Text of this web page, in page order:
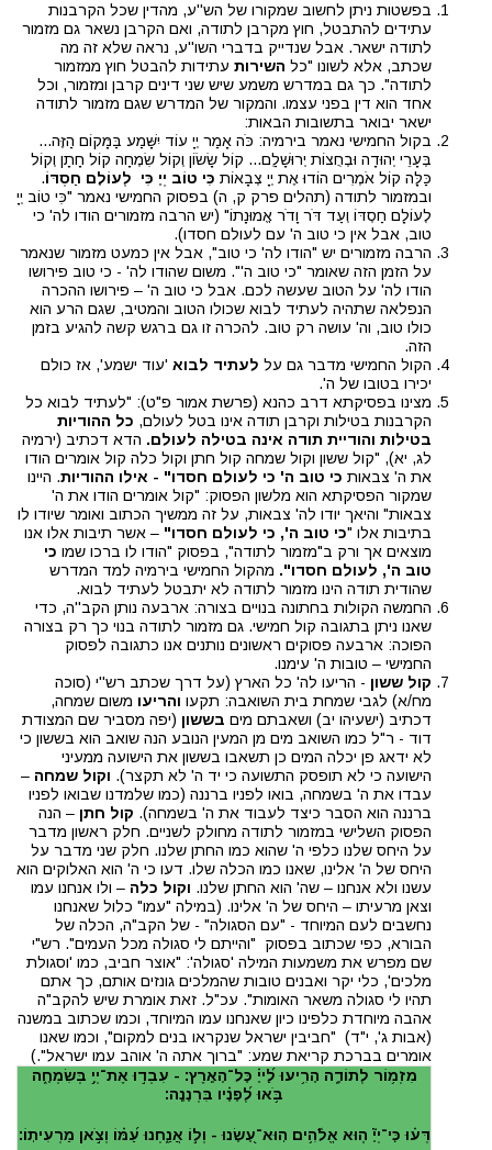
בפשטות ניתן לחשוב שמקורו של הש''ע, מהדין שכל הקרבנות
עתידים להתבטל, חוץ מקרבן לתודה, ואם הקרבן נשאר גם מזמור
לתודה ישאר. אבל שנדייק בדברי השו''ע, נראה שלא זה מה
שכתב, אלא לשונו "כלהשירותעתידות להבטל חוץ ממזמור
לתודה". כך גם במדרש משמע שיש שני דינים קרבן ומזמור, וכל
אחד הוא דין בפני עצמו. והמקור של המדרש שגם מזמור לתודה
ישאר יבואר בתשובות הבאות:
בקול החמישי נאמר בירמיה: כֹּה אָמַר יְיָ עוֹד יִשָּׁמַע בַּמָּקוֹם הַזֶּה...
בְּעָרֵי יְהוּדָה וּבְחֻצוֹת יְרוּשָׁלִַם... קוֹל שָׂשׂוֹן וְקוֹל שִׂמְחָה קוֹל חָתָן וְקוֹל
כַּלָּה קוֹל אֹמְרִים הוֹדוּ אֶת יְיָ צְבָאוֹתכִּי טוֹב יְיָ כִּי לְעוֹלָם חַסְדּוֹ.
ובמזמור לתודה (תהלים פרק ק, ה) בפסוק החמישי נאמר "כִּי טוֹב יְיָ
לְעוֹלָם חַסְדּוֹ וְעַד דֹּר וָדֹר אֱמוּנָתוֹ" (יש הרבה מזמורים הודו לה' כי
טוב, אבל אין כי טוב ה' עם לעולם חסדו).
הרבה מזמורים יש "הודו לה' כי טוב", אבל אין כמעט מזמור שנאמר
על הזמן הזה שאומר "כי טוב ה'". משום שהודו לה' - כי טוב פירושו
הודו לה' על הטוב שעשה לכם. אבל כי טוב ה' – פירושו ההכרה
הנפלאה שתהיה לעתיד לבוא שכולו הטוב והמטיב, שגם הרע הוא
כולו טוב, וה' עושה רק טוב. להכרה זו גם ברגש קשה להגיע בזמן
הזה.
הקול החמישי מדבר גם עללעתיד לבוא'עוד ישמע', אז כולם
יכירו בטובו של ה'.
מצינו בפסיקתא דרב כהנא (פרשת אמור פ"ט): "לעתיד לבוא כל
הקרבנות בטילות וקרבן תודה אינו בטל לעולם,כל ההודיות
בטילות והודיית תודה אינה בטילה לעולם.הדא דכתיב (ירמיה
לג, יא), "קול ששון וקול שמחה קול חתן וקול כלה קול אומרים הודו
את ה' צבאותכי טוב ה' כי לעולם חסדו" - אילו ההודיות. היינו
שמקור הפסיקתא הוא מלשון הפסוק: "קול אומרים הודו את ה'
צבאות" והיאך יודו לה' צבאות, על זה ממשיך הכתוב ואומר שיודו לו
בתיבות אלו "כי טוב ה', כי לעולם חסדו"– אשר תיבות אלו אנו
מוצאים אך ורק ב"מזמור לתודה", בפסוק "הודו לו ברכו שמוכי
טוב ה', לעולם חסדו".מהקול החמישי בירמיה למד המדרש
שהודית תודה הינו מזמור לתודה לא יתבטל לעתיד לבוא.
החמשה הקולות בחתונה בנויים בצורה: ארבעה נותן הקב''ה, כדי
שאנו ניתן בתגובה קול חמישי. גם מזמור לתודה בנוי כך רק בצורה
הפוכה: ארבעה פסוקים ראשונים נותנים אנו כתגובה לפסוק
החמישי – טובות ה' עימנו.
קול ששון- הריעו לה' כל הארץ (על דרך שכתב רש''י (סוכה
מח/א) לגבי שמחת בית השואבה: תקעווהריעומשום שמחה,
דכתיב (ישעיהו יב) ושאבתם מיםבששון(יפה מסביר שם המצודת
דוד - ר"ל כמו השואב מים מן המעין הנובע הנה שואב הוא בששון כי
לא ידאג פן יכלה המים כן תשאבו בששון את הישועה ממעיני
הישועה כי לא תופסק התשועה כי יד ה' לא תקצר).וקול שמחה–
עבדו את ה' בשמחה, בואו לפניו ברננה (כמו שלמדנו שבואו לפניו
ברננה הוא הסבר כיצד לעבוד את ה' בשמחה).קול חתן– הנה
הפסוק השלישי במזמור לתודה מחולק לשניים. חלק ראשון מדבר
על היחס שלנו כלפי ה' שהוא כמו החתן שלנו. חלק שני מדבר על
היחס של ה' אלינו, שאנו כמו הכלה שלו. דעו כי ה' הוא האלוקים הוא
עשנו ולא אנחנו – שה' הוא החתן שלנו.וקול כלה– ולו אנחנו עמו
וצאן מרעיתו – היחס של ה' אלינו. (במילה "עמו" כלול שאנחנו
נחשבים לעם המיוחד - "עם הסגולה" - של הקב"ה, הכלה של
הבורא, כפי שכתוב בפסוק "והייתם לי סגולה מכל העמים". רש"י
שם מפרש את משמעות המילה 'סגולה': "אוצר חביב, כמו 'וסגולת
מלכים', כלי יקר ואבנים טובות שהמלכים גונזים אותם, כך אתם
תהיו לי סגולה משאר האומות". עכ"ל. זאת אומרת שיש להקב"ה
אהבה מיוחדת כלפינו כיון שאנחנו עמו המיוחד, וכמו שכתוב במשנה
(אבות ג', י"ד) "חביבין ישראל שנקראו בנים למקום", וכמו שאנו
אומרים בברכת קריאת שמע: "ברוך אתה ה' אוהב עמו ישראל".)
מִזְמ֥וֹר לְתוֹדָ֑ה הָרִ֥יעוּ לַ֝ייָ֗ כָּל־הָאָֽרֶץ: - עִבְד֣וּ אֶת־יְיָ֣ בְּשִׂמְחָ֑ה
בֹּ֥אוּ לְ֝פָנָ֗יו בִּרְנָנָֽה:
דְּע֗וּ כִּֽי־יְיָ֘ ה֤וּא אֱלֹ֫הִ֥ים הֽוּא־עָ֭שָׂנוּ - וְל֣וֹ אֲנַ֑חְנוּ עַ֝מּ֗וֹ וְצֹ֣אן מַרְעִיתֽוֹ: